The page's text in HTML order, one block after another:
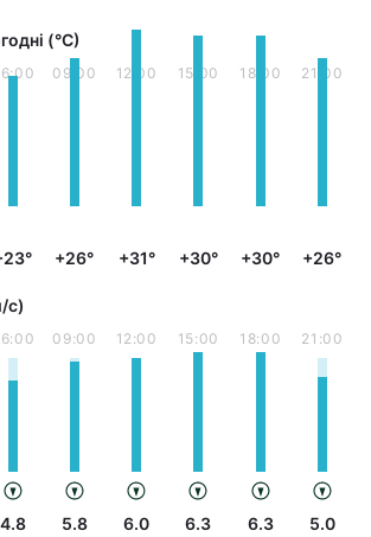
(°С)
09:00
+26°
12:00
+31°
15:00
+30°
18:00
+30°
21:00
+26°
с)
4.8
09:00
5.8
12:00
6.0
15:00
6.3
18:00
6.3
21:00
5.0